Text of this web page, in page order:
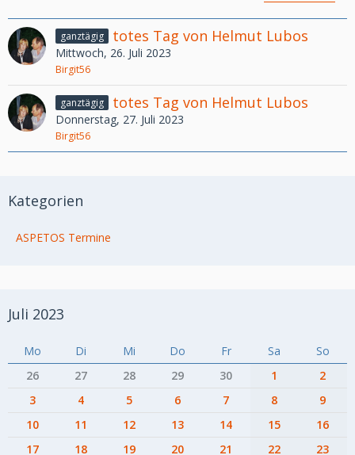
ganztägig totes Tag von Helmut Lubos
Mittwoch, 26. Juli 2023
Birgit56
ganztägig totes Tag von Helmut Lubos
Donnerstag, 27. Juli 2023
Birgit56
Kategorien
ASPETOS Termine
Juli 2023
Mo Di Mi Do Fr Sa
So
26
27 28 29 30 1
2
3
4 5 6 7 8
9
10
11 12 13 14 15
16
17
18 19 20 21 22 23